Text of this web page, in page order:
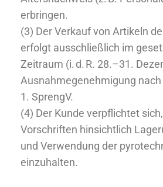
erbringen.
(3) Der Verkauf von Artikeln
erfolgt ausschließlich im
Zeitraum (i. d. R. 28.–31.
Ausnahmegenehmigung
1. SprengV.
(4) Der Kunde verpflichtet
Vorschriften hinsichtlich
und Verwendung der
einzuhalten.